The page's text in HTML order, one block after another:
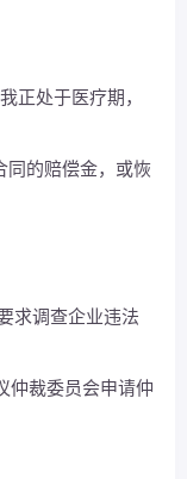
正处于医疗期，
同的赔偿金，或恢
求调查企业违法
仲裁委员会申请仲